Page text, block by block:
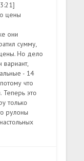
цены
они
сумму,
Но дело
вариант,
- 14
что
это
только
рулоны